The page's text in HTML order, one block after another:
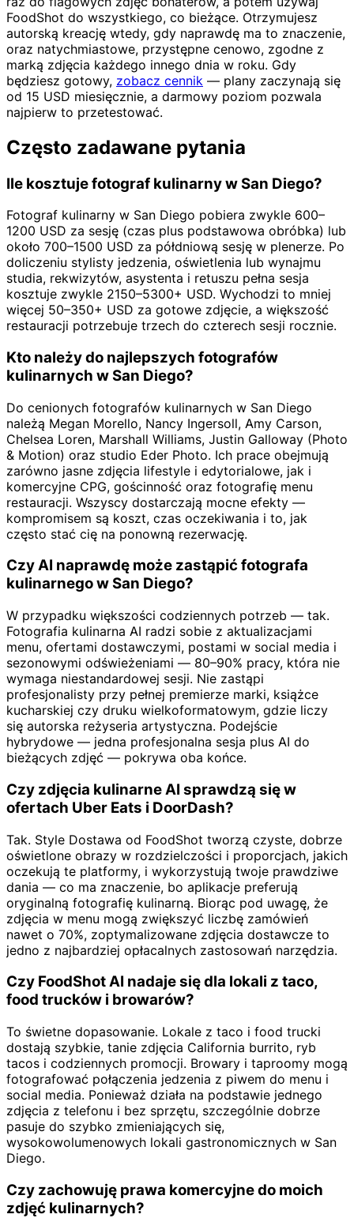
FoodShot do wszystkiego, co bieżące. Otrzymujesz
autorską kreację wtedy, gdy naprawdę ma to znaczenie,
oraz natychmiastowe, przystępne cenowo, zgodne z
marką zdjęcia każdego innego dnia w roku. Gdy
będziesz gotowy, zobacz cennik — plany zaczynają się
od 15 USD miesięcznie, a darmowy poziom pozwala
najpierw to przetestować.
Często zadawane pytania
Ile kosztuje fotograf kulinarny w San Diego?
Fotograf kulinarny w San Diego pobiera zwykle 600–
1200 USD za sesję (czas plus podstawowa obróbka) lub
około 700–1500 USD za półdniową sesję w plenerze. Po
doliczeniu stylisty jedzenia, oświetlenia lub wynajmu
studia, rekwizytów, asystenta i retuszu pełna sesja
kosztuje zwykle 2150–5300+ USD. Wychodzi to mniej
więcej 50–350+ USD za gotowe zdjęcie, a większość
restauracji potrzebuje trzech do czterech sesji rocznie.
Kto należy do najlepszych fotografów
kulinarnych w San Diego?
Do cenionych fotografów kulinarnych w San Diego
należą Megan Morello, Nancy Ingersoll, Amy Carson,
Chelsea Loren, Marshall Williams, Justin Galloway (Photo
& Motion) oraz studio Eder Photo. Ich prace obejmują
zarówno jasne zdjęcia lifestyle i edytorialowe, jak i
komercyjne CPG, gościnność oraz fotografię menu
restauracji. Wszyscy dostarczają mocne efekty —
kompromisem są koszt, czas oczekiwania i to, jak
często stać cię na ponowną rezerwację.
Czy AI naprawdę może zastąpić fotografa
kulinarnego w San Diego?
W przypadku większości codziennych potrzeb — tak.
Fotografia kulinarna AI radzi sobie z aktualizacjami
menu, ofertami dostawczymi, postami w social media i
sezonowymi odświeżeniami — 80–90% pracy, która nie
wymaga niestandardowej sesji. Nie zastąpi
profesjonalisty przy pełnej premierze marki, książce
kucharskiej czy druku wielkoformatowym, gdzie liczy
się autorska reżyseria artystyczna. Podejście
hybrydowe — jedna profesjonalna sesja plus AI do
bieżących zdjęć — pokrywa oba końce.
Czy zdjęcia kulinarne AI sprawdzą się w
ofertach Uber Eats i DoorDash?
Tak. Style Dostawa od FoodShot tworzą czyste, dobrze
oświetlone obrazy w rozdzielczości i proporcjach, jakich
oczekują te platformy, i wykorzystują twoje prawdziwe
dania — co ma znaczenie, bo aplikacje preferują
oryginalną fotografię kulinarną. Biorąc pod uwagę, że
zdjęcia w menu mogą zwiększyć liczbę zamówień
nawet o 70%, zoptymalizowane zdjęcia dostawcze to
jedno z najbardziej opłacalnych zastosowań narzędzia.
Czy FoodShot AI nadaje się dla lokali z taco,
food trucków i browarów?
To świetne dopasowanie. Lokale z taco i food trucki
dostają szybkie, tanie zdjęcia California burrito, ryb
tacos i codziennych promocji. Browary i taproomy mogą
fotografować połączenia jedzenia z piwem do menu i
social media. Ponieważ działa na podstawie jednego
zdjęcia z telefonu i bez sprzętu, szczególnie dobrze
pasuje do szybko zmieniających się,
wysokowolumenowych lokali gastronomicznych w San
Diego.
Czy zachowuję prawa komercyjne do moich
zdjęć kulinarnych?